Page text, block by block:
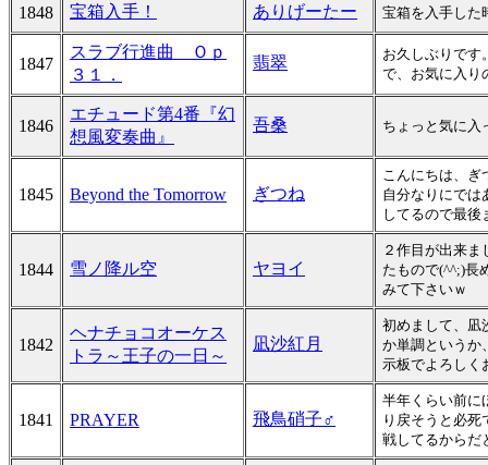
1848 宝箱入手！ ありげーたー 宝箱を入手した
1847
スラブ行進曲 Ｏｐ
３１．
翡翠
お久しぶりです
で、お気に入り
1846
エチュード第4番『幻
想風変奏曲』
吾桑 ちょっと気に入
1845 Beyond the Tomorrow ぎつね
こんにちは、
自分なりにでは
してるので最後
1844 雪ノ降ル空 ヤヨイ
２作目が出来
たもので(^^;)長
みて下さいｗ
1842
ヘナチョコオーケス
トラ～王子の一日～
凪沙紅月
初めまして、凪
か単調という
示板でよろしく
1841 PRAYER 飛鳥硝子♂
半年くらい前に
り戻そうと必死
戦してるからだ